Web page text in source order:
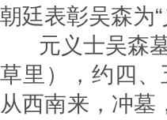
朝廷表彰吴森为“
元义士吴森墓
草里），约四
从西南来，冲墓